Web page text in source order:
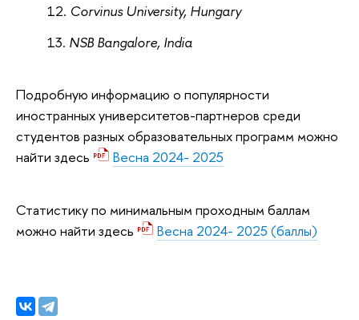
Corvinus University, Hungary
NSB Bangalore, India
Подробную информацию о популярности
иностранных университетов-партнеров среди
студентов разных образовательных программ можно
найти здесь
Весна 2024- 2025
Статистику по минимальным проходным баллам
можно найти здесь
Весна 2024- 2025 (баллы)